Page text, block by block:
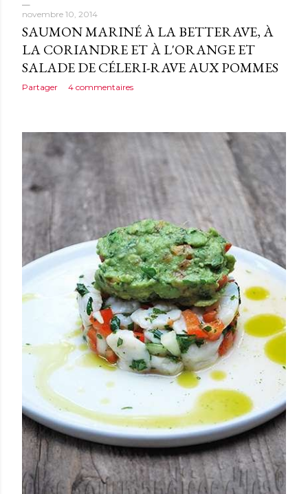
novembre 10, 2014
SAUMON MARINÉ À LA BETTERAVE, À
LA CORIANDRE ET À L'ORANGE ET
SALADE DE CÉLERI-RAVE AUX POMMES
Partager 4 commentaires